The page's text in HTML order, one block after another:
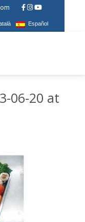
Español
06-20 at